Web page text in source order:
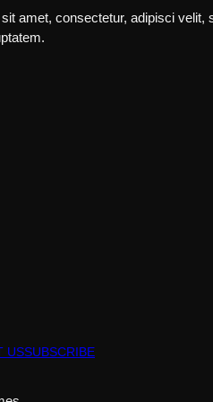
amet, consectetur, adipisci
USSUBSCRIBE